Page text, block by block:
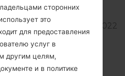
20.01.2022
комментарий.
сторонних
это
для предоставления
услуг в
другим целям,
и в политике